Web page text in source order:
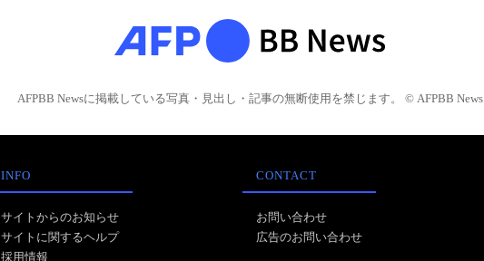
AFPBB Newsに掲載している写真・見出し・記事の無断使用を禁じます。 © AFPBB News
INFO
サイトからのお知らせ
サイトに関するヘルプ
採用情報
CONTACT
お問い合わせ
広告のお問い合わせ